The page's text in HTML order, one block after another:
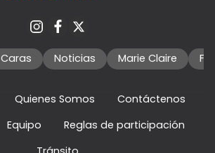
Caras Noticias Marie Claire
Quienes Somos
Contáctenos
Equipo
Reglas de participación